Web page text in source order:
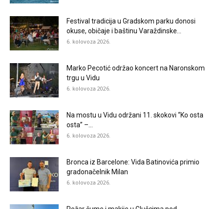
Festival tradicija u Gradskom parku donosi
okuse, običaje i baštinu Varaždinske...
6. kolovoza 2026.
Marko Pecotić održao koncert na Naronskom
trgu u Vidu
6. kolovoza 2026.
Na mostu u Vidu održani 11. skokovi “Ko osta
osta” –...
6. kolovoza 2026.
Bronca iz Barcelone: Vida Batinovića primio
gradonačelnik Milan
6. kolovoza 2026.